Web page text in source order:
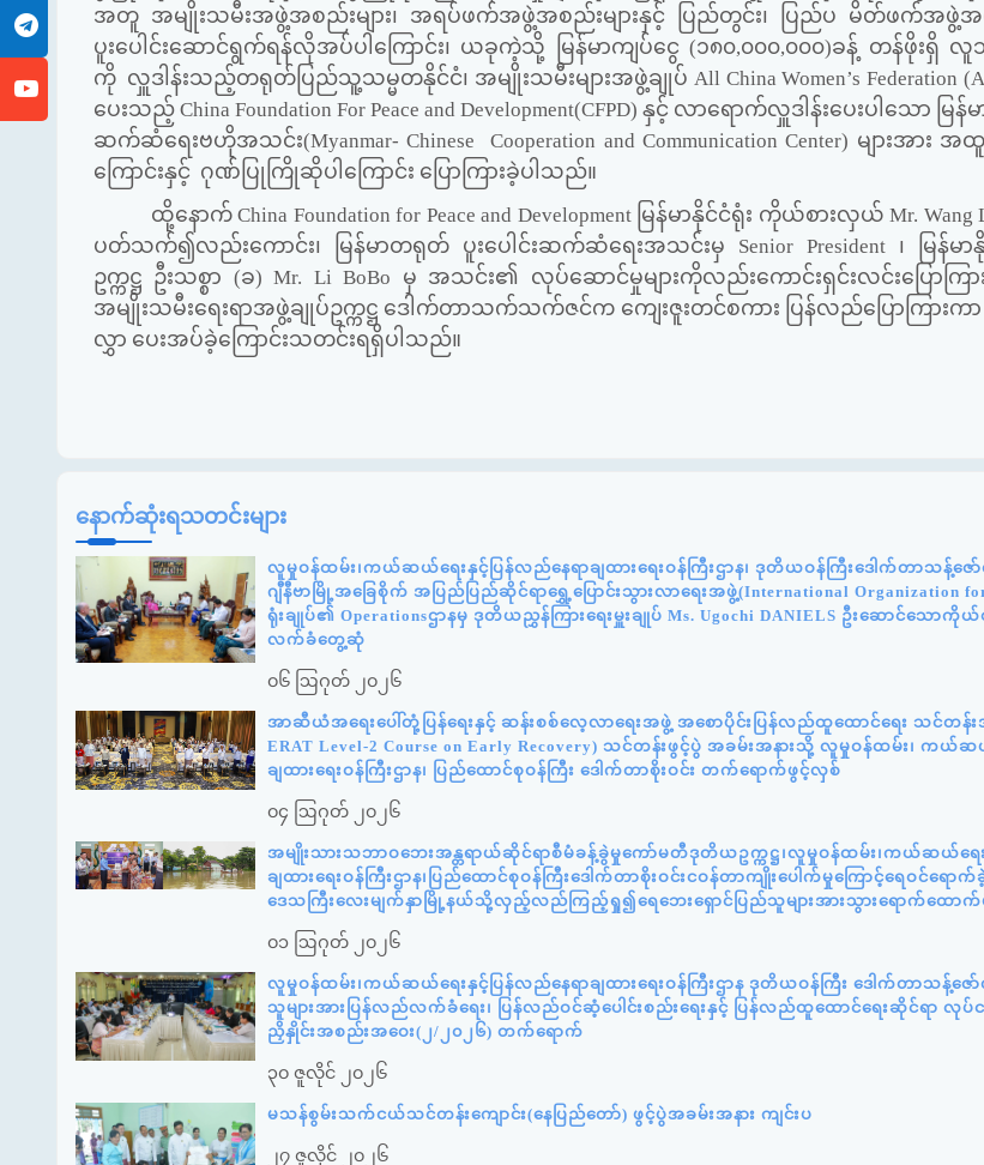
အတူ အမျိုးသမီးအဖွဲ့အစည်းများ၊ အရပ်ဖက်အဖွဲ့အစည်းများနှင့် ပြည်တွင်း၊ ပြည်ပ မိတ်ဖက်အဖွဲ့အစ
ပူးပေါင်းဆောင်ရွက်ရန်လိုအပ်ပါကြောင်း၊ ယခုကဲ့သို့ မြန်မာကျပ်ငွေ (၁၈၀,၀၀၀,၀၀၀)ခန့် တန်ဖိုးရှိ လူသုံ
ကို လှူဒါန်းသည့်တရုတ်ပြည်သူ့သမ္မတနိုင်ငံ၊ အမျိုးသမီးများအဖွဲ့ချုပ် All China Women’s Federation
ပေးသည့် China Foundation For Peace and Development(CFPD) နှင့် လာရောက်လှူဒါန်းပေးပါသော မြန်
ဆက်ဆံရေးဗဟိုအသင်း(Myanmar- Chinese Cooperation and Communication Center) များအား အထူ
ကြောင်းနှင့် ဂုဏ်ပြုကြိုဆိုပါကြောင်း ပြောကြားခဲ့ပါသည်။
ထို့နောက်China Foundation for Peace and Development မြန်မာနိုင်ငံရုံး ကိုယ်စားလှယ်Mr. Wang
ပတ်သက်၍လည်းကောင်း၊ မြန်မာတရုတ် ပူးပေါင်းဆက်ဆံရေးအသင်းမှ Senior President ၊ မြန်မ
ဥက္ကဋ္ဌ ဦးသစ္စာ (ခ)Mr. Li BoBo မှ အသင်း၏ လုပ်ဆောင်မှုများကိုလည်းကောင်းရှင်းလင်းပြောကြားခဲ့
အမျိုးသမီးရေးရာအဖွဲ့ချုပ်ဥက္ကဋ္ဌ ဒေါက်တာသက်သက်ဇင်က ကျေးဇူးတင်စကား ပြန်လည်ပြောကြား
လွှာ ပေးအပ်ခဲ့ကြောင်းသတင်းရရှိပါသည်။
နောက်ဆုံးရသတင်းများ
လူမှုဝန်ထမ်း၊ကယ်ဆယ်ရေးနှင့်ပြန်လည်နေရာချထားရေးဝန်ကြီးဌာန၊ ဒုတိယဝန်ကြီးဒေါက်တာသန့်ဇေ
ဂျီနီဗာမြို့အခြေစိုက် အပြည်ပြည်ဆိုင်ရာရွှေ့ပြောင်းသွားလာရေးအဖွဲ့(International Organization
ရုံးချုပ်၏ Operationsဌာနမှ ဒုတိယညွှန်ကြားရေးမှူးချုပ် Ms. Ugochi DANIELS ဦးဆောင်သော
လက်ခံတွေ့ဆုံ
၀၆ ဩဂုတ် ၂၀၂၆
အာဆီယံအရေးပေါ်တုံ့ပြန်ရေးနှင့် ဆန်းစစ်လေ့လာရေးအဖွဲ့ အစောပိုင်းပြန်လည်ထူထောင်ရေး သင်တန်း
ERAT Level-2 Course on Early Recovery) သင်တန်းဖွင့်ပွဲ အခမ်းအနားသို့ လူမှုဝန်ထမ်း၊ ကယ်ဆ
ချထားရေးဝန်ကြီးဌာန၊ ပြည်ထောင်စုဝန်ကြီး ဒေါက်တာစိုးဝင်း တက်ရောက်ဖွင့်လှစ်
၀၄ ဩဂုတ် ၂၀၂၆
အမျိုးသားသဘာဝဘေးအန္တရာယ်ဆိုင်ရာစီမံခန့်ခွဲမှုကော်မတီဒုတိယဥက္ကဋ္ဌ၊လူမှုဝန်ထမ်း၊ကယ်ဆယ်ရေး
ချထားရေးဝန်ကြီးဌာန၊ပြည်ထောင်စုဝန်ကြီးဒေါက်တာစိုးဝင်းငဝန်တာကျိုးပေါက်မှုကြောင့်ရေဝင်ရ
ဒေသကြီးလေးမျက်နှာမြို့နယ်သို့လှည့်လည်ကြည့်ရှု၍ရေဘေးရှောင်ပြည်သူများအားသွားရောက်ထောက်ပံ့
၀၁ ဩဂုတ် ၂၀၂၆
လူမှုဝန်ထမ်း၊ကယ်ဆယ်ရေးနှင့်ပြန်လည်နေရာချထားရေးဝန်ကြီးဌာန ဒုတိယဝန်ကြီး ဒေါက်တာသန့်ဇ
သူများအားပြန်လည်လက်ခံရေး၊ ပြန်လည်ဝင်ဆံ့ပေါင်းစည်းရေးနှင့် ပြန်လည်ထူထောင်ရေးဆိုင်ရာ လု
ညှိနှိုင်းအစည်းအဝေး(၂/၂၀၂၆) တက်ရောက်
၃၀ ဇူလိုင် ၂၀၂၆
မသန်စွမ်းသက်ငယ်သင်တန်းကျောင်း(နေပြည်တော်) ဖွင့်ပွဲအခမ်းအနား ကျင်းပ
၂၇ ဇူလိုင် ၂၀၂၆